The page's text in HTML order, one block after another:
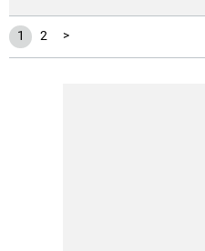
1 2 >